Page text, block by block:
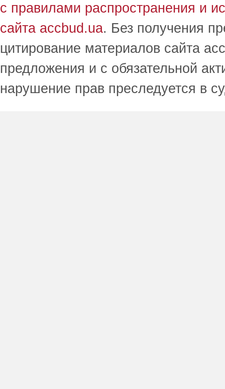
с правилами распространения и
сайта accbud.ua. Без получения
цитирование материалов сайта
предложения и с обязательной
нарушение прав преследуется в